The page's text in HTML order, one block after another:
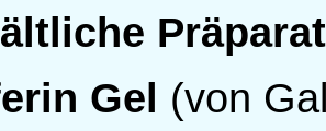
Gel (von